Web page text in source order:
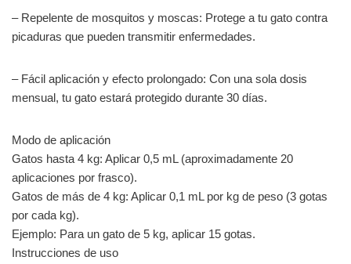
– Repelente de mosquitos y moscas: Protege a tu gato contra
picaduras que pueden transmitir enfermedades.
– Fácil aplicación y efecto prolongado: Con una sola dosis
mensual, tu gato estará protegido durante 30 días.
Modo de aplicación
Gatos hasta 4 kg: Aplicar 0,5 mL (aproximadamente 20
aplicaciones por frasco).
Gatos de más de 4 kg: Aplicar 0,1 mL por kg de peso (3 gotas
por cada kg).
Ejemplo: Para un gato de 5 kg, aplicar 15 gotas.
Instrucciones de uso